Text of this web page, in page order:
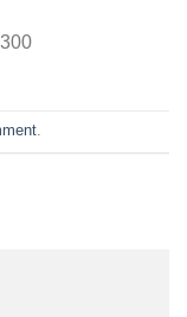
.